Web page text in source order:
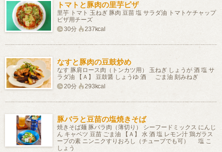
トマトと豚肉の里芋ピザ
里芋 トマト 玉ねぎ 豚肉 豆苗 塩 サラダ油 トマトケチャップ
ピザ用チーズ
30分
237kcal
なすと豚肉の豆鼓炒め
なす 豚肩ロース肉（トンカツ用） 玉ねぎ しょうが 酒 塩 サ
ラダ油 【Ａ】 豆鼓醤 しょうゆ 酒 ごま油 刻みねぎ
20分
293kcal
豚バラと豆苗の塩焼きそば
焼きそば麺 豚バラ肉（薄切り） シーフードミックス にんじ
ん キャベツ 豆苗 ごま油 【Ａ】 水 酒 塩 レモン汁 鶏ガラス
ープの素 ニンニクすりおろし（チューブでも可） 塩 こ
しょう